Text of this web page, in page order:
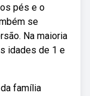
pés e o
se
Na maioria
idades de 1 e
família